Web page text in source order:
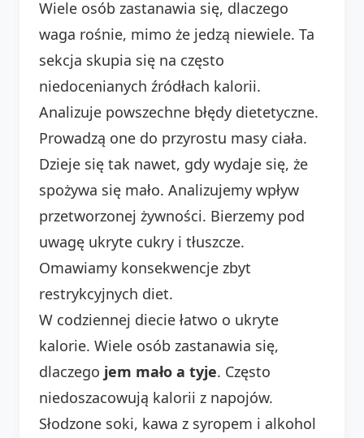
Wiele osób zastanawia się, dlaczego
waga rośnie, mimo że jedzą niewiele. Ta
sekcja skupia się na często
niedocenianych źródłach kalorii.
Analizuje powszechne błędy dietetyczne.
Prowadzą one do przyrostu masy ciała.
Dzieje się tak nawet, gdy wydaje się, że
spożywa się mało. Analizujemy wpływ
przetworzonej żywności. Bierzemy pod
uwagę ukryte cukry i tłuszcze.
Omawiamy konsekwencje zbyt
restrykcyjnych diet.
W codziennej diecie łatwo o ukryte
kalorie. Wiele osób zastanawia się,
dlaczego jem mało a tyje. Często
niedoszacowują kalorii z napojów.
Słodzone soki, kawa z syropem i alkohol